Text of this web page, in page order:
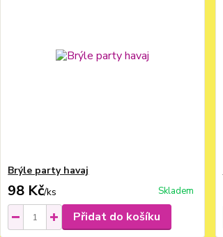
Brýle party havaj
98 Kč/ks Skladem
Přidat do košíku